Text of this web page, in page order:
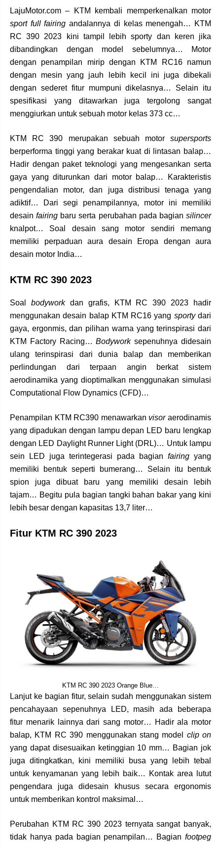
LajuMotor.com – KTM kembali memperkenalkan motor
sport full fairing andalannya di kelas menengah… KTM
RC 390 2023 kini tampil lebih sporty dan keren jika
dibandingkan dengan model sebelumnya… Motor
dengan penampilan mirip dengan KTM RC16 namun
dengan mesin yang jauh lebih kecil ini juga dibekali
dengan sederet fitur mumpuni dikelasnya… Selain itu
spesifikasi yang ditawarkan juga tergolong sangat
menggiurkan untuk sebuah motor kelas 373 cc…
KTM RC 390 merupakan sebuah motor supersports
berperforma tinggi yang berakar kuat di lintasan balap…
Hadir dengan paket teknologi yang mengesankan serta
gaya yang diturunkan dari motor balap… Karakteristis
pengendalian motor, dan juga distribusi tenaga yang
adiktif… Dari segi penampilannya, motor ini memiliki
desainfairing baru serta perubahan pada bagiansilincer
knalpot… Soal desain sang motor sendiri memang
memiliki perpaduan aura desain Eropa dengan aura
desain motor India…
KTM RC 390 2023
Soal bodyworkdan grafis, KTM RC 390 2023 hadir
menggunakan desain balap KTM RC16 yang sportydari
gaya, ergonmis, dan pilihan warna yang terinspirasi dari
KTM Factory Racing…Bodyworksepenuhnya didesain
ulang terinspirasi dari dunia balap dan memberikan
perlindungan dari terpaan angin berkat sistem
aerodinamika yang dioptimalkan menggunakan simulasi
Computational Flow Dynamics (CFD)…
Penampilan KTM RC390 menawarkan visoraerodinamis
yang dipadukan dengan lampu depan LED baru lengkap
dengan LED Daylight Runner Light (DRL)… Untuk lampu
sein LED juga terintegerasi pada bagian fairing yang
memiliki bentuk seperti bumerang… Selain itu bentuk
spion juga dibuat baru yang memiliki desain lebih
tajam… Begitu pula bagian tangki bahan bakar yang kini
lebih besar dengan kapasitas 13,7 liter…
Fitur KTM RC 390 2023
KTM RC 390 2023 Orange Blue…
Lanjut ke bagian fitur, selain sudah menggunakan sistem
pencahayaan sepenuhnya LED, masih ada beberapa
fitur menarik lainnya dari sang motor… Hadir ala motor
balap, KTM RC 390 menggunakan stang model clip on
yang dapat disesuaikan ketinggian 10 mm… Bagian jok
juga ditingkatkan, kini memiliki busa yang lebih tebal
untuk kenyamanan yang lebih baik… Kontak area lutut
pengendara juga didesain khusus secara ergonomis
untuk memberikan kontrol maksimal…
Perubahan KTM RC 390 2023 ternyata sangat banyak,
tidak hanya pada bagian penampilan… Bagian footpeg